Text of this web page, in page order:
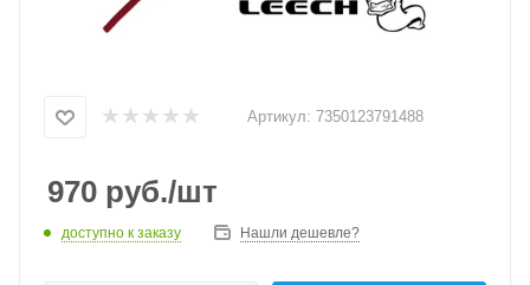
Артикул: 7350123791488
970 руб./шт
доступно к заказу Нашли дешевле?